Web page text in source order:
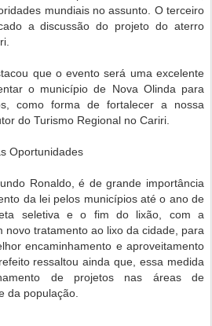
mundiais no assunto. O terceiro
a discussão do projeto do aterro
que o evento será uma excelente
o município de Nova Olinda para
como forma de fortalecer a nossa
do Turismo Regional no Cariri.
Oportunidades
Ronaldo, é de grande importância
da lei pelos municípios até o ano de
seletiva e o fim do lixão, com a
novo tratamento ao lixo da cidade, para
encaminhamento e aproveitamento
ressaltou ainda que, essa medida
de projetos nas áreas de
da população.